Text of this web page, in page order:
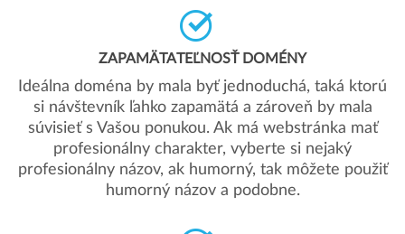
ZAPAMÄTATEĽNOSŤ DOMÉNY
Ideálna doména by mala byť jednoduchá, taká ktorú
si návštevník ľahko zapamätá a zároveň by mala
súvisieť s Vašou ponukou. Ak má webstránka mať
profesionálny charakter, vyberte si nejaký
profesionálny názov, ak humorný, tak môžete použiť
humorný názov a podobne.